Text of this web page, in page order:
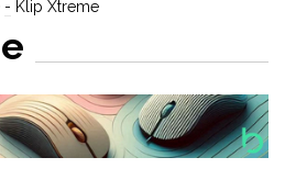
- Klip Xtreme